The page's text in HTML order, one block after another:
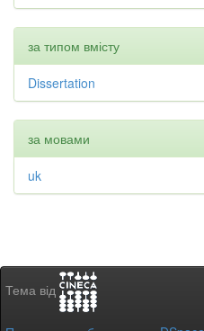
за типом вмісту
Dissertation
за мовами
uk
Тема від